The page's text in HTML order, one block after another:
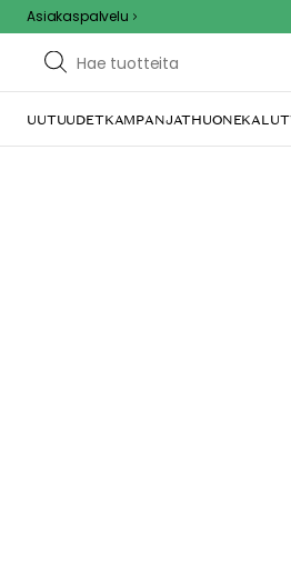
Asiakaspalvelu
UUTUUDETKAMPANJATHUONEKALUT